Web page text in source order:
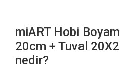
miART Hobi
20cm + Tuval
nedir?